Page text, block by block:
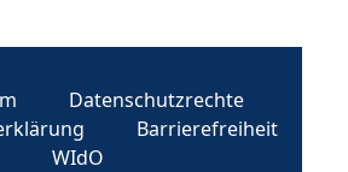
Datenschutzrechte
Barrierefreiheit
WIdO